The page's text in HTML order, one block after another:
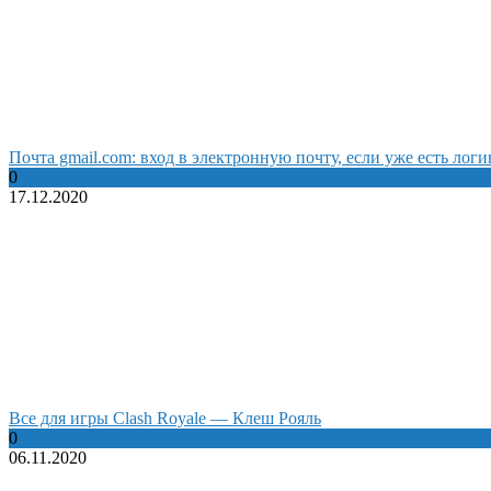
Почта gmail.com: вход в электронную почту, если уже есть
0
17.12.2020
Все для игры Clash Royale — Клеш Рояль
0
06.11.2020